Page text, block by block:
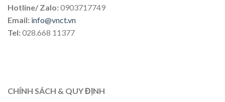
Hotline/ Zalo:0903717749
Email: info@vnct.vn
Tel:028.668 11377
CHÍNH SÁCH & QUY ĐỊNH